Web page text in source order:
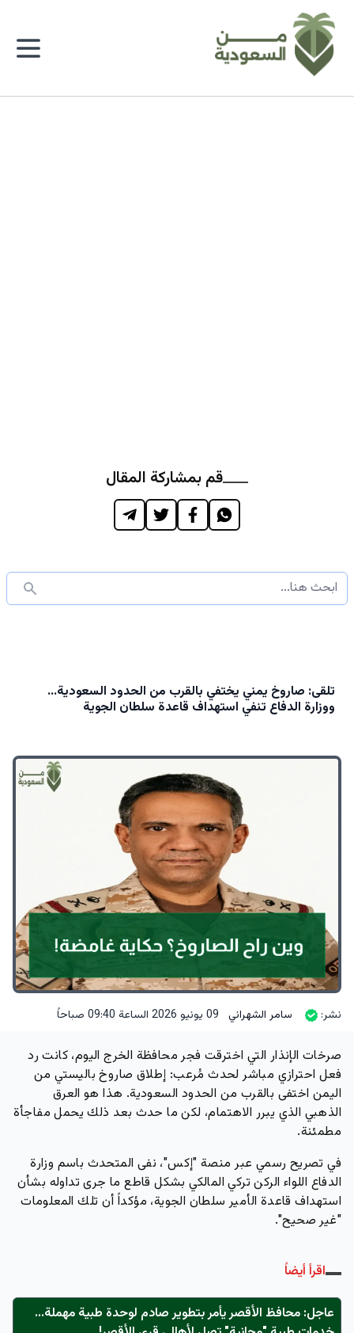
قم بمشاركة المقال
تلقى: صاروخ يمني يختفي بالقرب من الحدود السعودية...
ووزارة الدفاع تنفي استهداف قاعدة سلطان الجوية
نشر: سامر الشهراني 09 يونيو 2026 الساعة 09:40 صباحاً
صرخات الإنذار التي اخترقت فجر محافظة الخرج اليوم، كانت رد
فعل احترازي مباشر لحدث مُرعب: إطلاق صاروخ باليستي من
اليمن اختفى بالقرب من الحدود السعودية. هذا هو العرق
الذهبي الذي يبرر الاهتمام، لكن ما حدث بعد ذلك يحمل مفاجأة
مطمئنة.
في تصريح رسمي عبر منصة "إكس"، نفى المتحدث باسم وزارة
الدفاع اللواء الركن تركي المالكي بشكل قاطع ما جرى تداوله بشأن
استهداف قاعدة الأمير سلطان الجوية، مؤكداً أن تلك المعلومات
"غير صحيح".
اقرأ أيضاً
عاجل: محافظ الأقصر يأمر بتطوير صادم لوحدة طبية مهملة...